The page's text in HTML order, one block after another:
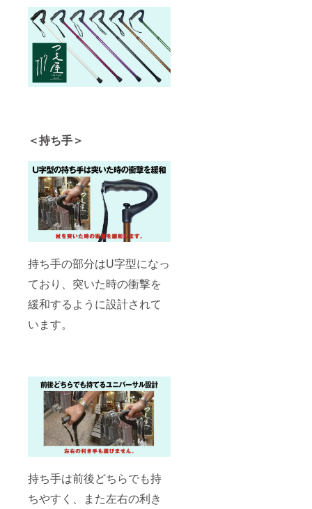
＜持ち手＞
持ち手の部分はU字型になっ
ており、突いた時の衝撃を
緩和するように設計されて
います。
持ち手は前後どちらでも持
ちやすく、また左右の利き